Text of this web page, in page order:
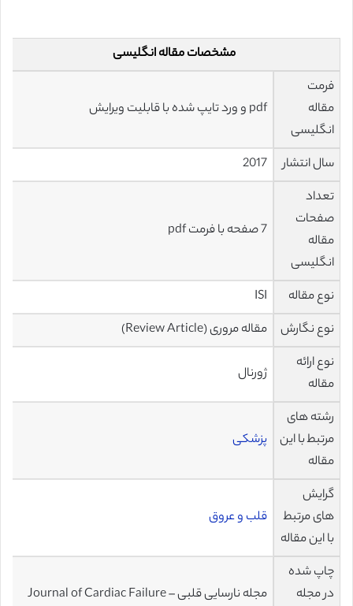
مشخصات مقاله انگلیسی
فرمت
مقاله
انگلیسی
pdf و ورد تایپ شده با قابلیت ویرایش
سال انتشار
2017
تعداد
صفحات
مقاله
انگلیسی
7 صفحه با فرمت pdf
نوع مقاله
ISI
نوع نگارش
مقاله مروری (Review Article)
نوع ارائه
مقاله
ژورنال
رشته های
مرتبط با این
مقاله
پزشکی
گرایش
های مرتبط
با این مقاله
قلب و عروق
چاپ شده
در مجله
مجله نارسایی قلبی – Journal of Cardiac Failure